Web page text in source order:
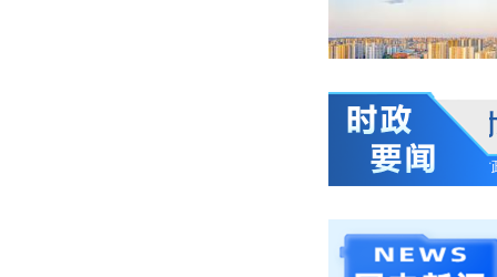
时
学习新语｜乐享全民健身 共筑健康中国 时政微观